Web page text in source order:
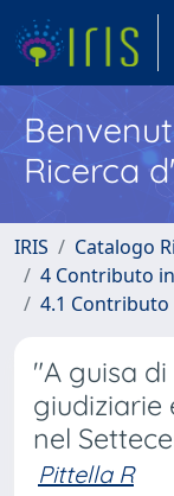
Ricerca
IRIS
Catalogo
4 Contributo
4.1
"A guisa
giudiziarie
nel
Pittella R